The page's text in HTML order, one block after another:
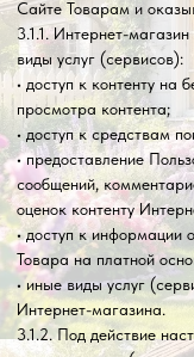
3.4. Использование материалов и
нормами действующего
4. ПРАВА И ОБЯЗАННОСТИ
4.1. Администрация сайта вправе:
4.1.1. Изменять правила
содержание данного Сайта.
публикации новой редакции
Ограничить доступ к Сайту в
условий настоящего Соглашения.
4.2. Пользователь вправе:
4.2.1. Получить доступ к
4.2.2. Пользоваться всеми
также приобретать любые
4.2.3. Задавать любые вопросы,
магазина по реквизитам,
«Контакты».
4.2.4. Пользоваться Сайтом
предусмотренных Соглашением и
законодательством Российской
4.3. Пользователь Сайта